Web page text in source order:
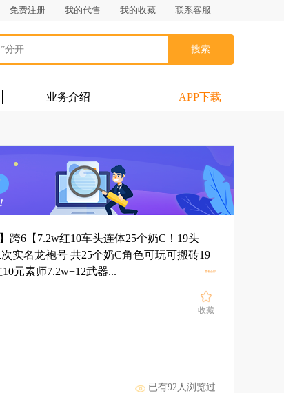
免费注册 我的代售 我的收藏 联系客服
搜索
业务介绍 APP下载
跨6【7.2w红10车头连体25个奶C！19头
实名龙袍号 共25个奶C角色可玩可搬砖19
元素师7.2w+12武器...
查看全部
展开
收藏
已有92人浏览过